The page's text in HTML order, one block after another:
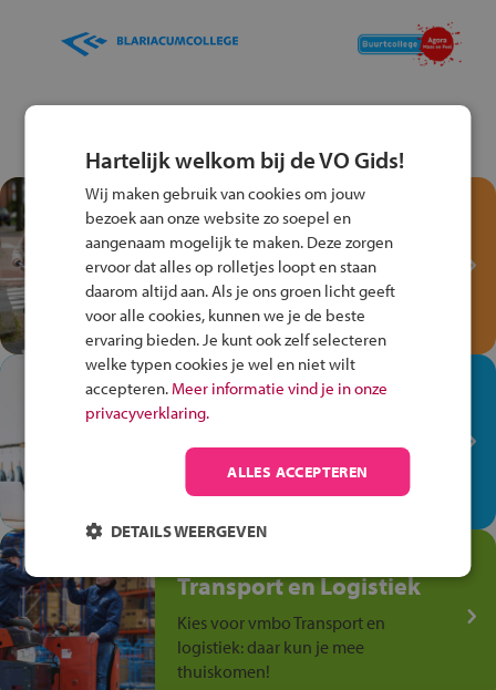
Test je kennis met het
Fiets Veilig
Verkeersspel!
Speel het Fiets Veilig Verkeersspel
en win een Cortina-fiets!
In de winkel ben je op je
plek!
Ontdek via het vmbo jouw talent
op de winkelvloer, waar elke dag
anders is!
Transport en Logistiek
Kies voor vmbo Transport en
logistiek: daar kun je mee
thuiskomen!
Hartelijk welkom bij de VO Gids!
Wij maken gebruik van cookies om jouw
bezoek aan onze website zo soepel en
aangenaam mogelijk te maken. Deze zorgen
ervoor dat alles op rolletjes loopt en staan
daarom altijd aan. Als je ons groen licht geeft
voor alle cookies, kunnen we je de beste
ervaring bieden. Je kunt ook zelf selecteren
welke typen cookies je wel en niet wilt
accepteren. Meer informatie vind je in onze
privacyverklaring.
ALLES ACCEPTEREN
DETAILS WEERGEVEN